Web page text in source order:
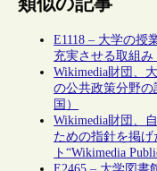
E1118 – 大学の授
充実させる取組み
Wikimedia財団、
の公共政策分野
国）
Wikimedia財団、
ための指針を掲げ
ト“Wikimedia